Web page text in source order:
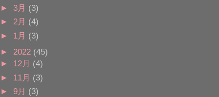
► 3月 (3)
► 2月 (4)
► 1月 (3)
► 2022 (45)
► 12月 (4)
► 11月 (3)
► 9月 (3)